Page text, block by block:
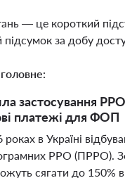
— це короткий
за добу
застосування
платежі для ФОП
в Україні
РРО (ПРРО).
сягати до 150%